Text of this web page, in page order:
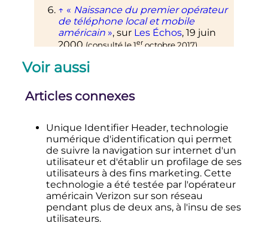
↑ « Naissance du premier opérateur
de téléphone local et mobile
américain », sur Les Échos, 19 juin
2000 (consulté le1eroctobre 2017)
(en-US)
Wireless to acquire Alltel for $28.1
ligne, consulté le10 octobre 2018
milliards d'euros entre Verizon et
Vodafone »,Le Monde, 2 septembre
2013.
↑Verizon to sell wireline operations
and towers worth over $15 bln
Malathi Nayak, Reuters, 5 février
2015
↑Verizon to buy AOL in $4.4 billion
mobile video push
Voir aussi
Articles connexes
Unique Identifier Header, technologie
numérique d'identification qui permet
de suivre la navigation sur internet d'un
utilisateur et d'établir un profilage de ses
utilisateurs à des fins marketing. Cette
technologie a été testée par l'opérateur
américain Verizon sur son réseau
pendant plus de deux ans, à l'insu de ses
utilisateurs.